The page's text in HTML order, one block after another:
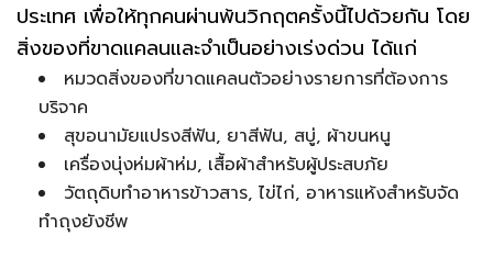
ประเทศ เพื่อให้ทุกคนผ่านพ้นวิกฤตครั้งนี้ไปด้วยกัน โดย
สิ่งของที่ขาดแคลนและจำเป็นอย่างเร่งด่วน ได้แก่
หมวดสิ่งของที่ขาดแคลนตัวอย่างรายการที่ต้องการ
บริจาค
สุขอนามัยแปรงสีฟัน, ยาสีฟัน, สบู่, ผ้าขนหนู
เครื่องนุ่งห่มผ้าห่ม, เสื้อผ้าสำหรับผู้ประสบภัย
วัตถุดิบทำอาหารข้าวสาร, ไข่ไก่, อาหารแห้งสำหรับจัด
ทำถุงยังชีพ